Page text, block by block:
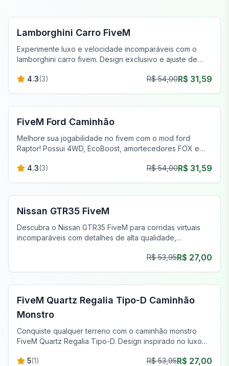
Lamborghini Carro FiveM
Experimente luxo e velocidade incomparáveis com o
lamborghini carro fivem. Design exclusivo e ajuste de
4.3(3) R$ 54,00R$ 31,59
FiveM Veículos
FiveM Ford Caminhão
Melhore sua jogabilidade no fivem com o mod ford
Raptor! Possui 4WD, EcoBoost, amortecedores FOX e
estrada superior.
4.3(3) R$ 54,00R$ 31,59
FiveM Carros Esportivos & Supercarros
Nissan GTR35 FiveM
Descubra o Nissan GTR35 FiveM para corridas virtuais
incomparáveis com detalhes de alta qualidade,
R$ 53,95R$ 27,00
FiveM Off-Road & Caminhões
FiveM Quartz Regalia Tipo-D Caminhão
Monstro
Conquiste qualquer terreno com o caminhão monstro
FiveM Quartz Regalia Tipo-D. Design inspirado no luxo
5(1) R$ 53,95R$ 27,00